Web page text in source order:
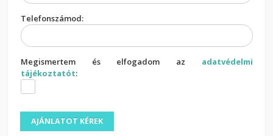
Telefonszámod:
Megismertem és elfogadom az adatvédelmi
tájékoztatót: